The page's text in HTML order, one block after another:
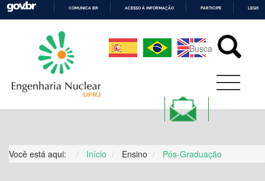
CONTEÚDO
COMUNICA BR ACESSO À INFORMAÇÃO PARTICIPE
Você está aqui: Início Ensino Pós-Graduação